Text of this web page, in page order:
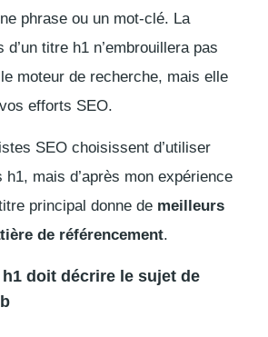
phrase ou un mot-clé. La
d’un titre h1 n’embrouillera pas
moteur de recherche, mais elle
efforts SEO.
SEO choisissent d’utiliser
mais d’après mon expérience
principal donne de meilleurs
de référencement.
doit décrire le sujet de